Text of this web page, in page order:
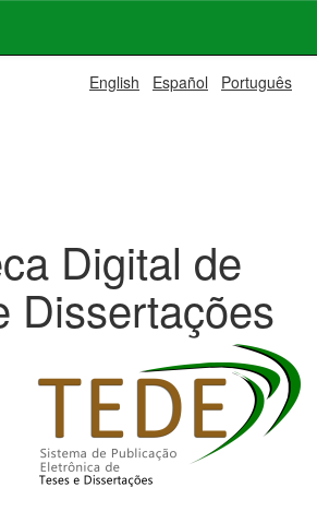
English Español Português
Digital de
Dissertações